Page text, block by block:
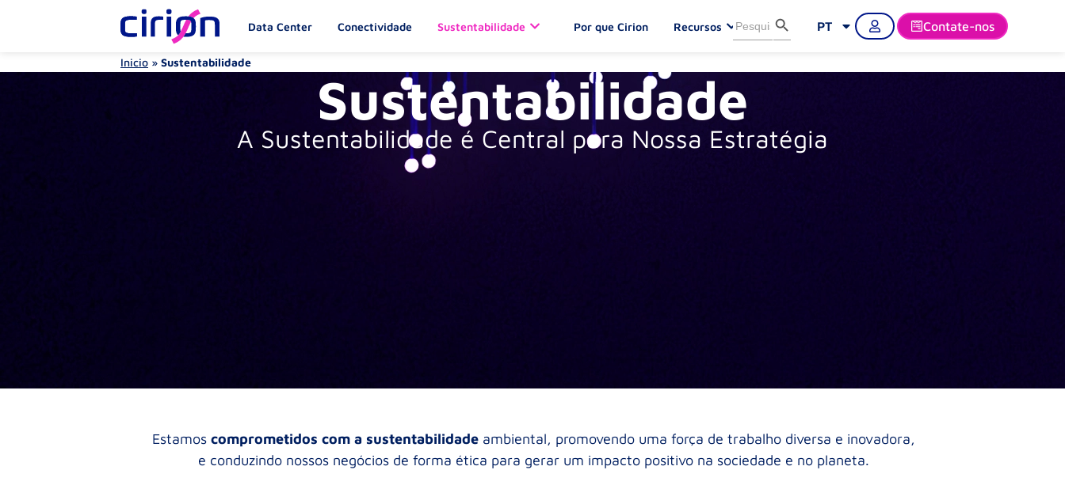
Data Center Conectividade Sustentabilidade Por que Cirion Recursos
Search
for:
PT
Contate-nos
Inicio » Sustentabilidade
Sustentabilidade
A Sustentabilidade é Central para Nossa Estratégia
Estamos comprometidos com a sustentabilidadeambiental, promovendo uma força de trabalho diversa e inovadora,
e conduzindo nossos negócios de forma ética para gerar um impacto positivo na sociedade e no planeta.